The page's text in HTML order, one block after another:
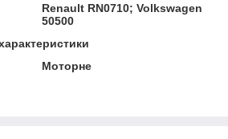
Renault RN0710; Volkswagen
50500
Моторне